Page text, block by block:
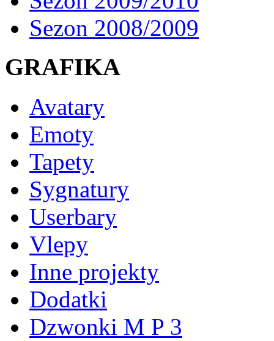
Sezon 2008/2009
GRAFIKA
Avatary
Emoty
Tapety
Sygnatury
Userbary
Vlepy
Inne projekty
Dodatki
Dzwonki M P 3